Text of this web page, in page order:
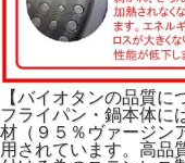
【バイオタンの品質に
フライパン・鍋本体に
材（９５％ヴァージン
用されています。高品